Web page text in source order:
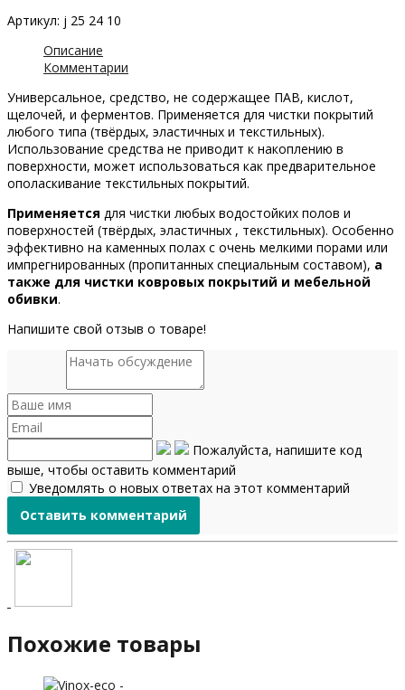
Артикул: j 25 24 10
Описание
Комментарии
Универсальное, средство, не содержащее ПАВ, кислот,
щелочей, и ферментов. Применяется для чистки покрытий
любого типа (твёрдых, эластичных и текстильных).
Использование средства не приводит к накоплению в
поверхности, может использоваться как предварительное
ополаскивание текстильных покрытий.
Применяется для чистки любых водостойких полов и
поверхностей (твёрдых, эластичных , текстильных). Особенно
эффективно на каменных полах с очень мелкими порами или
импрегнированных (пропитанных специальным составом), а
также для чистки ковровых покрытий и мебельной
обивки.
Напишите свой отзыв о товаре!
Пожалуйста, напишите код
выше, чтобы оставить комментарий
Уведомлять о новых ответах на этот комментарий
Похожие товары